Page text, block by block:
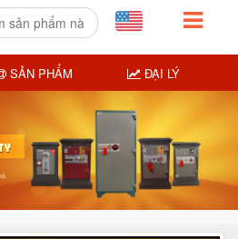
SẢN PHẨM ĐẠI LÝ